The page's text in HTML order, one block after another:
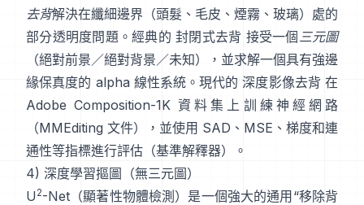
去背解決在纖細邊界（頭髮、毛皮、煙霧、玻璃）處的
部分透明度問題。經典的 封閉式去背 接受一個 三元圖
（絕對前景／絕對背景／未知），並求解一個具有強邊
緣保真度的 alpha 線性系統。現代的 深度影像去背 在
Adobe Composition-1K 資料集上訓練神經網路
（MMEditing 文件），並使用 SAD、MSE、梯度和連
通性等指標進行評估（基準解釋器）。
4) 深度學習摳圖（無三元圖）
U2-Net （顯著性物體檢測）是一個強大的通用“移除背